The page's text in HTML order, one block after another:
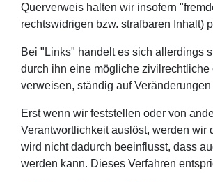
Querverweis halten wir insofern
rechtswidrigen bzw. strafbaren Inhalt)
Bei "Links" handelt es sich allerdings
durch ihn eine mögliche
verweisen, ständig auf
Erst wenn wir feststellen oder von
Verantwortlichkeit auslöst, werden wir
wird nicht dadurch beeinflusst, dass
werden kann. Dieses Verfahren